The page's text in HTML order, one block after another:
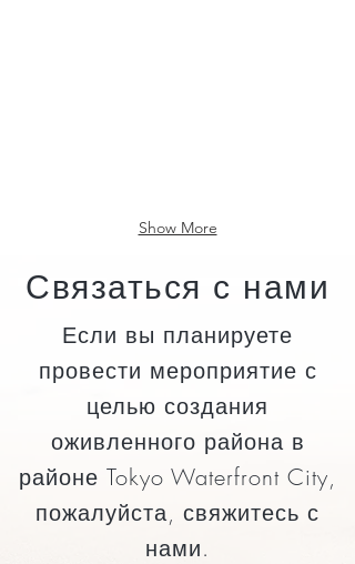
Show More
Связаться с нами
Если вы планируете
провести мероприятие с
целью создания
оживленного района в
районе Tokyo Waterfront City,
пожалуйста, свяжитесь с
нами.